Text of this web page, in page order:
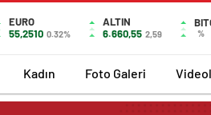
EURO
55,2510 0.32%
ALTIN
6.660,55 2,59 %
Kadın Foto Galeri